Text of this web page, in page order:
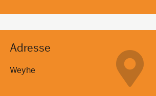
Adresse
Weyhe